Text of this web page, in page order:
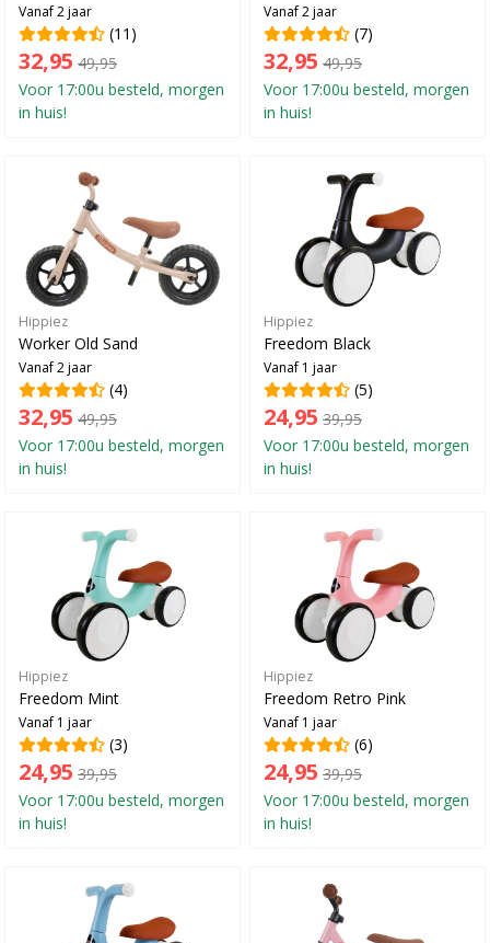
Vanaf 2 jaar
(11)
32,95 49,95
Voor 17:00u besteld, morgen
in huis!
Vanaf 2 jaar
(7)
32,95 49,95
Voor 17:00u besteld, morgen
in huis!
Hippiez
Worker Old Sand
Vanaf 2 jaar
(4)
32,95 49,95
Voor 17:00u besteld, morgen
in huis!
Hippiez
Freedom Black
Vanaf 1 jaar
(5)
24,95 39,95
Voor 17:00u besteld, morgen
in huis!
Hippiez
Freedom Mint
Vanaf 1 jaar
(3)
24,95 39,95
Voor 17:00u besteld, morgen
in huis!
Hippiez
Freedom Retro Pink
Vanaf 1 jaar
(6)
24,95 39,95
Voor 17:00u besteld, morgen
in huis!